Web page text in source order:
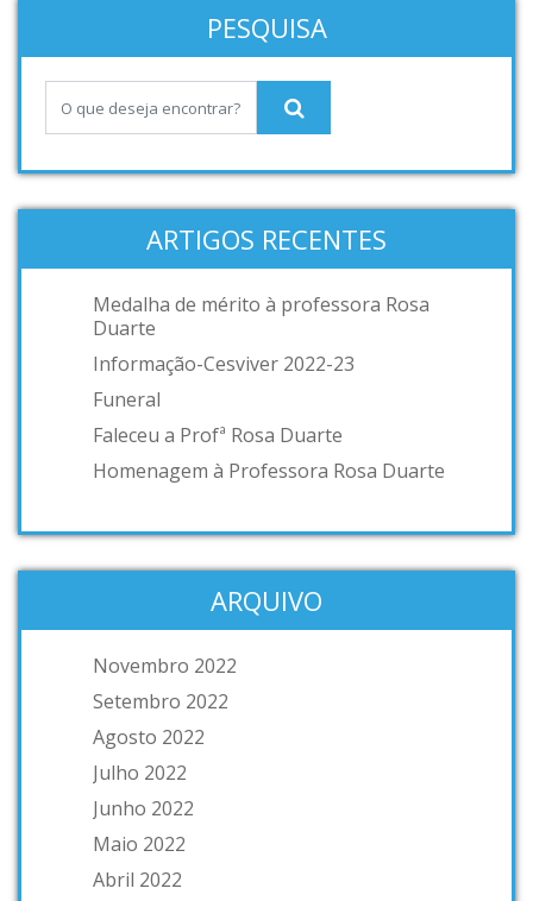
PESQUISA
ARTIGOS RECENTES
Medalha de mérito à professora Rosa
Duarte
Informação-Cesviver 2022-23
Funeral
Faleceu a Profª Rosa Duarte
Homenagem à Professora Rosa Duarte
ARQUIVO
Novembro 2022
Setembro 2022
Agosto 2022
Julho 2022
Junho 2022
Maio 2022
Abril 2022